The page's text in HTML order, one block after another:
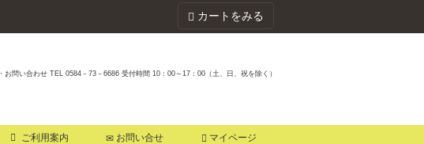
カートをみる
お問い合わせ TEL 0584－73－6686 受付時間 10：00～17：00（土、日、祝を除く）
ご利用案内 お問い合せ マイページ